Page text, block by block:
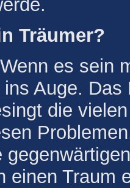
Träumer?
es sein
Auge.
die
einen Traum